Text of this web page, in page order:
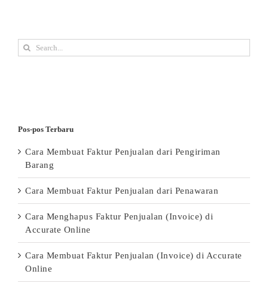
Search
for:
Pos-pos Terbaru
Cara Membuat Faktur Penjualan dari Pengiriman
Barang
Cara Membuat Faktur Penjualan dari Penawaran
Cara Menghapus Faktur Penjualan (Invoice) di
Accurate Online
Cara Membuat Faktur Penjualan (Invoice) di Accurate
Online